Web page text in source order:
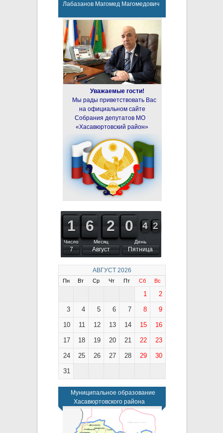
Лабазанов Магомед Магомедович
Уважаемые гости!
Мы рады приветствовать Вас
на официальном сайте
Собрания депутатов МО
«Хасавюртовский район»
1
1
1
1 5
5
6
6 1
1
2
2 9
9
0
0 3
4
4 2
2
3
Число
7
Месяц
Август
День
Пятница
АВГУСТ 2026
Пн Вт Ср Чт Пт Сб Вс
1 2
3 4 5 6 7 8 9
10 11 12 13 14 15 16
17 18 19 20 21 22 23
24 25 26 27 28 29 30
31
Муниципальное образование
Хасавюртовского района